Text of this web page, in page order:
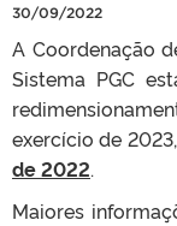
30/09/2022
A Coordenação
Sistema PGC
exercício de 2023,
de 2022.
Maiores